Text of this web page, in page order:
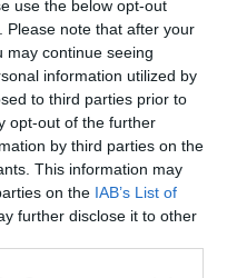
use the below opt-out
Please note that after your
may continue seeing
information utilized by
to third parties prior to
opt-out of the further
by third parties on the
This information may
on the IAB’s List of
further disclose it to other
έπαιξαν με το
πειθήνιος,
δετά παπούτσια των
Ντίντι και Γκόγκο,
εξαιρετικά
(Μελίνα Μάσχα), ο
τα συναισθήματα και τα